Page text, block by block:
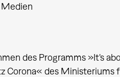
des Programms »It's
Corona« des Ministeriums